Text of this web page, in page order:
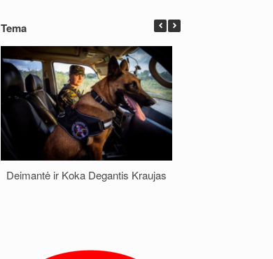
Tema
Deimantė ir Koka Degantis Kraujas